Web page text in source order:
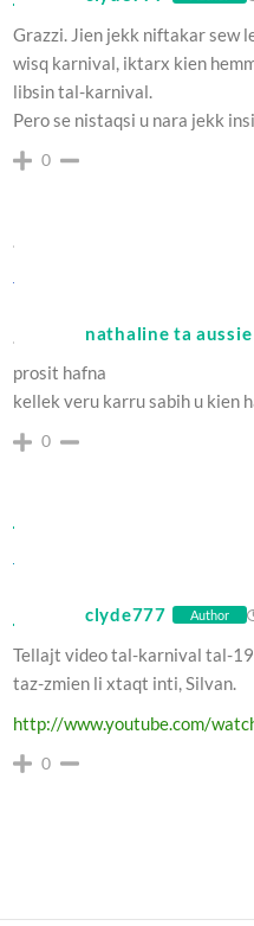
Grazzi. Jien jekk niftakar sew
wisq karnival, iktarx kien
libsin tal-karnival.
Pero se nistaqsi u nara jekk
0
nathaline ta
prosit hafna
kellek veru karru sabih u kien
0
clyde777 Author
Tellajt video tal-karnival tal-
taz-zmien li xtaqt inti, Silvan.
http://www.youtube.com/
0